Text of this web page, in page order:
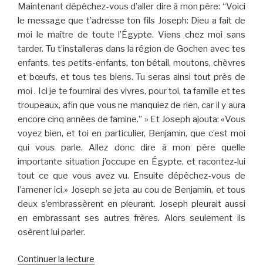
Maintenant dépêchez-vous d’aller dire à mon père: “Voici
le message que t’adresse ton fils Joseph: Dieu a fait de
moi le maître de toute l’Égypte. Viens chez moi sans
tarder. Tu t’installeras dans la région de Gochen avec tes
enfants, tes petits-enfants, ton bétail, moutons, chèvres
et bœufs, et tous tes biens. Tu seras ainsi tout près de
moi . Ici je te fournirai des vivres, pour toi, ta famille et tes
troupeaux, afin que vous ne manquiez de rien, car il y aura
encore cinq années de famine.” » Et Joseph ajouta: «Vous
voyez bien, et toi en particulier, Benjamin, que c’est moi
qui vous parle. Allez donc dire à mon père quelle
importante situation j’occupe en Égypte, et racontez-lui
tout ce que vous avez vu. Ensuite dépêchez-vous de
l’amener ici.» Joseph se jeta au cou de Benjamin, et tous
deux s’embrassèrent en pleurant. Joseph pleurait aussi
en embrassant ses autres frères. Alors seulement ils
osèrent lui parler.
Continuer la lecture